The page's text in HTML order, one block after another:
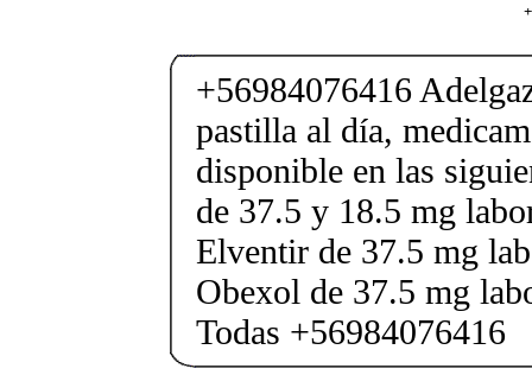
+56984076416
pastilla al día,
disponible en las
de 37.5 y 18.5 mg
Elventir de 37.5 mg
Obexol de 37.5 mg
Todas +56984076416